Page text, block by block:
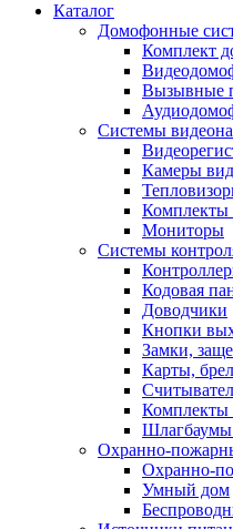
Каталог
Домофонные
Комплект
Вызывные
Системы
Камеры
Комплекты
Мониторы
Системы
Кодовая
Доводчики
Кнопки
Замки,
Карты,
Шлагбаумы
Охранно-
Охранно-
Умный дом